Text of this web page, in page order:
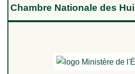
Chambre Nationale des